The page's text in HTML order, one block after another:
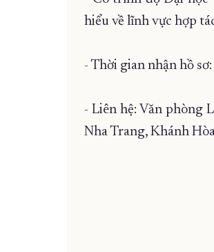
hiểu về lĩnh vực hợp
- Thời gian nhận hồ
- Liên hệ: Văn phòng
Nha Trang, Khánh